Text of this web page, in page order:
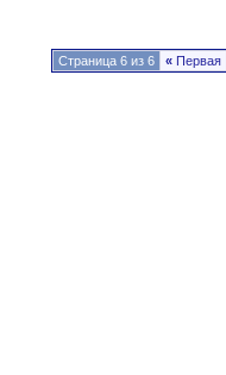
Страница 6 из 6 « Первая